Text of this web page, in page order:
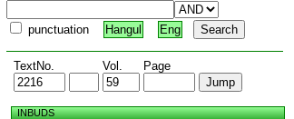
punctuation Hangul Eng
TextNo. Vol. Page
INBUDS